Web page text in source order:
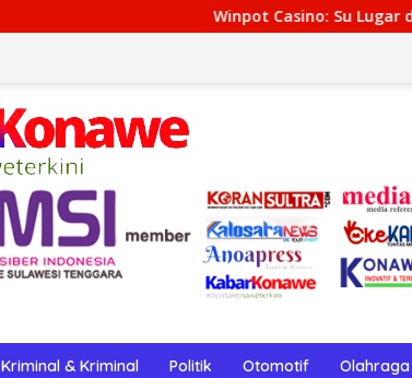
Winpot Casino: Su Lugar de Diversión y
Kriminal & Kriminal Politik Otomotif Olahraga